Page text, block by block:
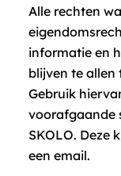
Alle rechten
informatie en
blijven te allen
Gebruik
voorafgaande
SKOLO. Deze
een email.